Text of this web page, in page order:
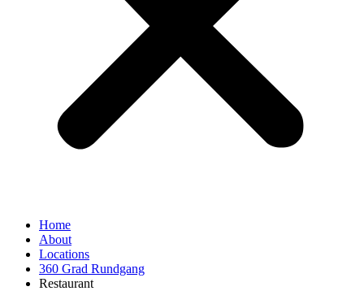
Home
About
Locations
360 Grad Rundgang
Restaurant